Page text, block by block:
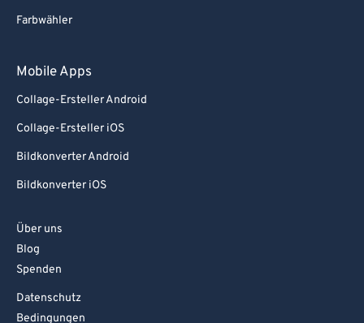
Farbwähler
Mobile Apps
Collage-Ersteller Android
Collage-Ersteller iOS
Bildkonverter Android
Bildkonverter iOS
Über uns
Blog
Spenden
Datenschutz
Bedingungen